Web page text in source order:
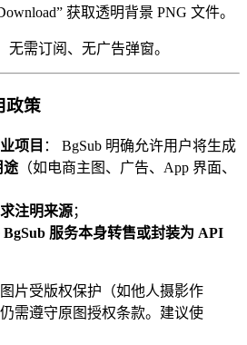
获取透明背景 PNG 文件。
无需订阅、无广告弹窗。
政策
项目 ： BgSub 明确允许用户将生成
途（如电商主图、广告、App 界面、
注明来源；
BgSub 服务本身转售或封装为 API
片受版权保护（如他人摄影作
需遵守原图授权条款。建议使